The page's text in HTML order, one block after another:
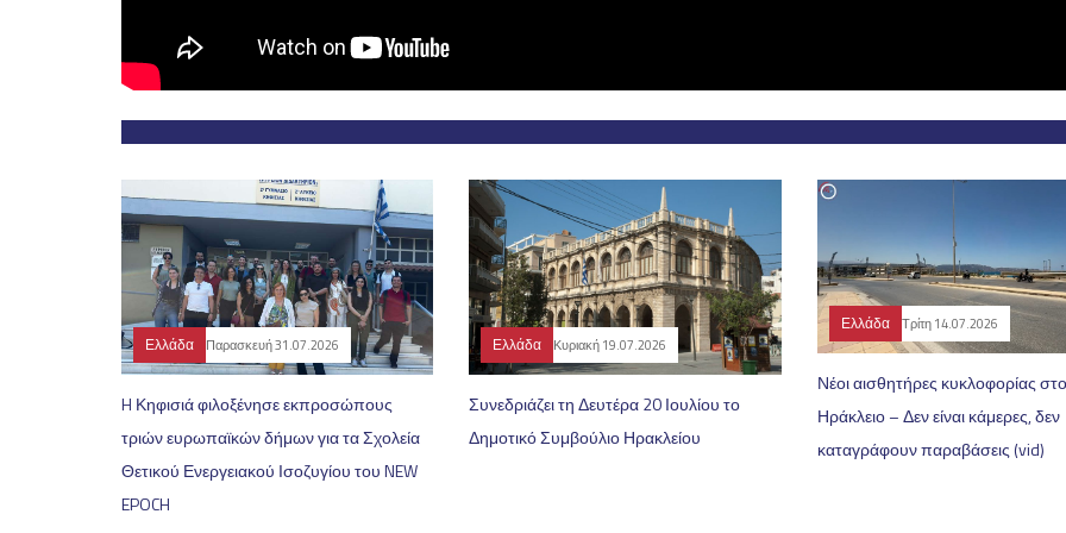
Ελλάδα Παρασκευή 31.07.2026
H Κηφισιά φιλοξένησε εκπροσώπους
τριών ευρωπαϊκών δήμων για τα Σχολεία
Θετικού Ενεργειακού Ισοζυγίου του NEW
EPOCH
Ελλάδα Κυριακή 19.07.2026
Συνεδριάζει τη Δευτέρα 20 Ιουλίου το
Δημοτικό Συμβούλιο Ηρακλείου
Ελλάδα Τρίτη 14.07.2026
Νέοι αισθητήρες κυκλοφορίας στο
Ηράκλειο – Δεν είναι κάμερες, δεν
καταγράφουν παραβάσεις (vid)